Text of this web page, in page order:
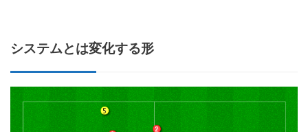
システムとは変化する形